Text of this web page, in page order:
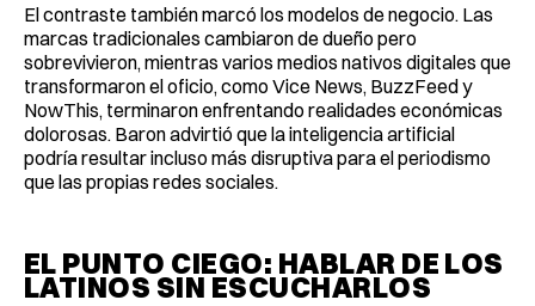
El contraste también marcó los modelos de negocio. Las
marcas tradicionales cambiaron de dueño pero
sobrevivieron, mientras varios medios nativos digitales que
transformaron el oficio, como Vice News, BuzzFeed y
NowThis, terminaron enfrentando realidades económicas
dolorosas. Baron advirtió que la inteligencia artificial
podría resultar incluso más disruptiva para el periodismo
que las propias redes sociales.
EL PUNTO CIEGO: HABLAR DE LOS
LATINOS SIN ESCUCHARLOS